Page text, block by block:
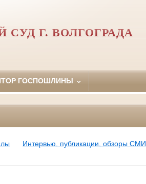
Г. ВОЛГОГРАДА
ГОСПОШЛИНЫ
Интервью, публикации, обзоры СМИ